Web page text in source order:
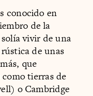
conocido en
de la
vivir de una
de unas
que
como tierras de
o Cambridge